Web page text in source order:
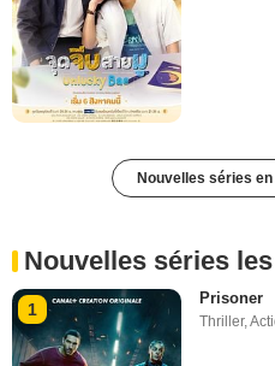
Nouvelles séries
Nouvelles séries
1
Prisoner
Thriller,